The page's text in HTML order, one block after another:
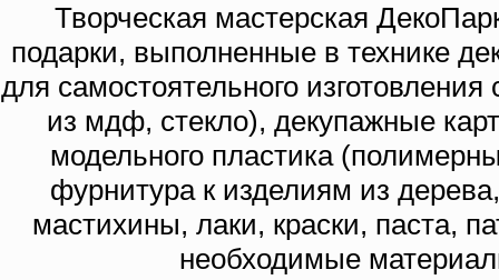
Творческая мастерская
подарки, выполненные в технике
для самостоятельного
из мдф, стекло), декупажные
модельного пластика
фурнитура к изделиям из
мастихины, лаки, краски, паста,
необходимые